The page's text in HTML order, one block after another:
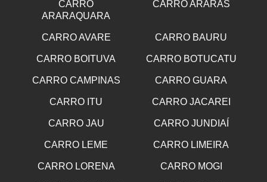
CARRO
ARARAQUARA
CARRO ARARAS
CARRO AVARE CARRO BAURU
CARRO BOITUVA CARRO BOTUCATU
CARRO CAMPINAS CARRO GUARA
CARRO ITU CARRO JACAREI
CARRO JAU CARRO JUNDIAÍ
CARRO LEME CARRO LIMEIRA
CARRO LORENA CARRO MOGI